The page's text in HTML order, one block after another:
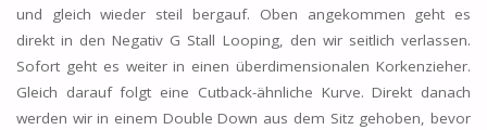
und gleich wieder steil bergauf. Oben angekommen geht es
direkt in den Negativ G Stall Looping, den wir seitlich verlassen.
Sofort geht es weiter in einen überdimensionalen Korkenzieher.
Gleich darauf folgt eine Cutback-ähnliche Kurve. Direkt danach
werden wir in einem Double Down aus dem Sitz gehoben, bevor